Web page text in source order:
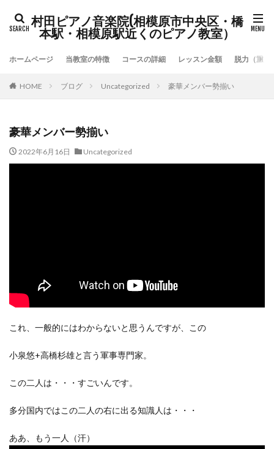
村田ピアノ音楽院(相模原市中央区・橋
本駅・相模原駅近くのピアノ教室）
ホームページ 当教室の特徴 コースの詳細 レッスン金額 脱力（重力
HOME ブログ Uncategorized 豪華メンバー勢揃い
豪華メンバー勢揃い
2022年6月16日 Uncategorized
これ、一般的にはわからないと思うんですが、この
小泉悠+高橋杉雄と言う軍事専門家。
この二人は・・・すごいんです。
多分国内ではこの二人の右に出る知識人は・・・
ああ、もう一人（汗）